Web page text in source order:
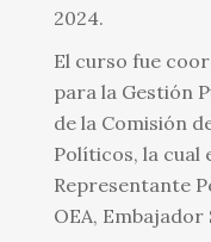
2024.
El curso fue
para la Gestión
de la Comisión
Políticos, la cual
Representante
OEA,